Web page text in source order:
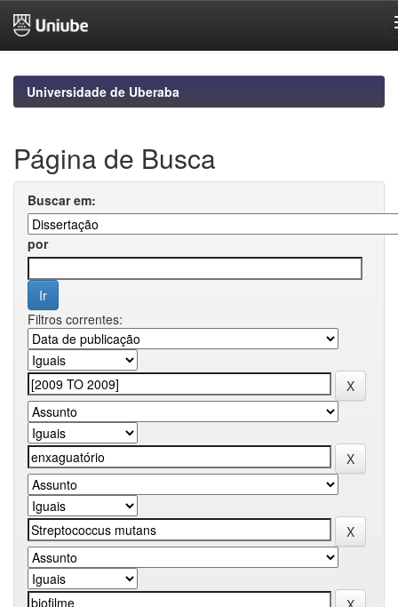
navigationUniversidade de Uberaba
Página de Busca
Buscar em:
por
Filtros correntes: